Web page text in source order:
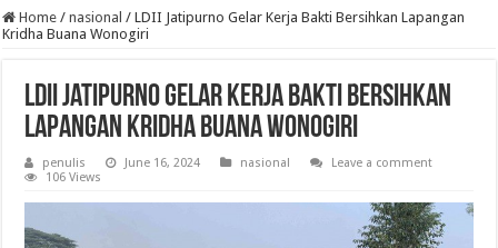
Home / nasional / LDII Jatipurno Gelar Kerja Bakti Bersihkan Lapangan
Kridha Buana Wonogiri
LDII Jatipurno Gelar Kerja Bakti Bersihkan
Lapangan Kridha Buana Wonogiri
penulis June 16, 2024 nasional
Leave a comment
106 Views